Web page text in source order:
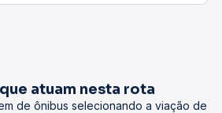
atuam nesta rota
de ônibus selecionando a viação de